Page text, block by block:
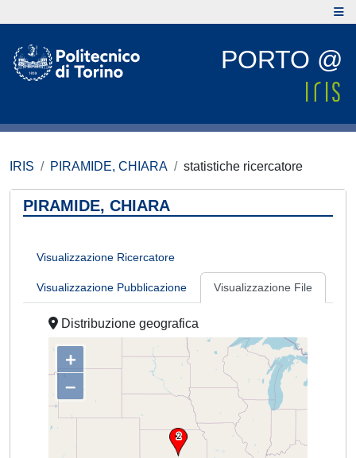
PORTO @
IRIS PIRAMIDE, CHIARA statistiche ricercatore
PIRAMIDE, CHIARA
Visualizzazione Ricercatore
Visualizzazione Pubblicazione Visualizzazione File
Distribuzione geografica
+
–